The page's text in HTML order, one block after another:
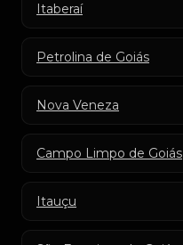
Itaberaí
Petrolina de Goiás
Nova Veneza
Campo Limpo de Goiás
Itauçu